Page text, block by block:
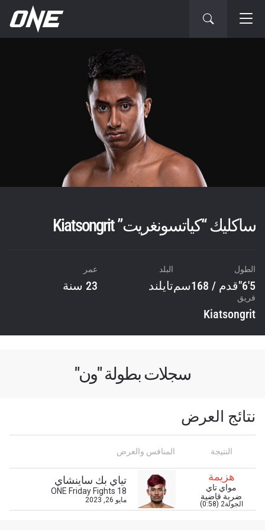
ساكليك “كياتسونغريت” Kiatsongrit
الطول
5'6"قدم / 168سم
البلد
تايلند
عمر
23 سنة
فريق
Kiatsongrit
سجلات بطولة "ون"
نتائج العرض
النتيجة المنافس والعرض
هزيمة
مواي تاي
ضربة قاضية
الجولة2 (0:58)
تياي بك ساينشاي
ONE Friday Fights 18
مايو 26, 2023 المنافس
ابق على اطّلاع
خذ بطولة "ون" معك أينما ذهبت! اشترك الآن للوصول
أفضل المقاعد لعروضنا الحية.
البريد الإلكتروني